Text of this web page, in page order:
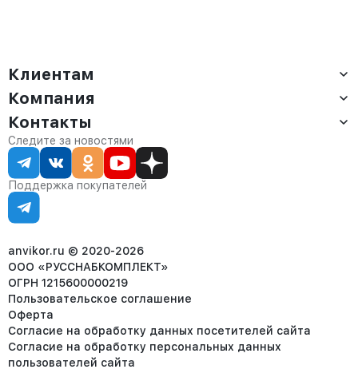
Клиентам
Доставка
Оплата
Сервис
Статус заказа
Статьи
Компания
О компании
Контакты
Партнёрам
Контакты
Отдел продаж:
8 (800) 234-22-62
corp@anvikor.ru
Ежедневно, с 7:00-19:00 (МСК)
Отдел рекламации:
8 (953) 455-25-61
Следите за новостями
Поддержка покупателей
anvikor.ru © 2020-2026
ООО «РУССНАБКОМПЛЕКТ»
ОГРН 1215600000219
Пользовательское соглашение
Оферта
Согласие на обработку данных посетителей сайта
Согласие на обработку персональных данных
пользователей сайта